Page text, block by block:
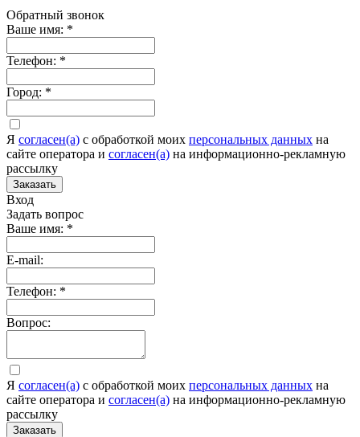
Обратный звонок
Ваше имя: *
Телефон: *
Город: *
Я согласен(а) c обработкой моих персональных данных на
сайте оператора и согласен(а) на информационно-рекламную
рассылку
Заказать
Вход
Задать вопрос
Ваше имя: *
E-mail:
Телефон: *
Вопрос:
Я согласен(а) c обработкой моих персональных данных на
сайте оператора и согласен(а) на информационно-рекламную
рассылку
Заказать